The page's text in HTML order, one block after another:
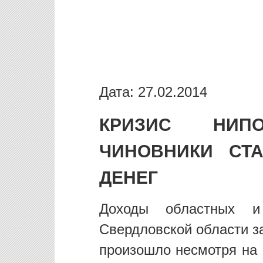
Дата: 27.02.2014
КРИЗИС
ЧИНОВНИКИ
ДЕНЕГ
Доходы областных
Свердловской области
произошло несмотря на